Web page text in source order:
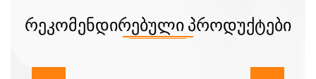
ᲠᲔᲙᲝᲛᲔᲜᲓᲘᲠᲔᲑᲣᲚᲘ ᲞᲠᲝᲓᲣᲥᲢᲔᲑᲘ